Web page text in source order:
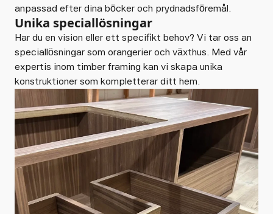
anpassad efter dina böcker och prydnadsföremål.
Unika speciallösningar
Har du en vision eller ett specifikt behov? Vi tar oss an
speciallösningar som orangerier och växthus. Med vår
expertis inom timber framing kan vi skapa unika
konstruktioner som kompletterar ditt hem.